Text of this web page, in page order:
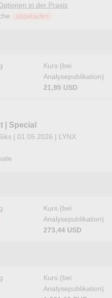
in der Praxis
abgelaufen
Kurs (bei
Analysepublikation)
21,95 USD
| Special
| 01.05.2026 | LYNX
Kurs (bei
Analysepublikation)
273,44 USD
Kurs (bei
Analysepublikation)